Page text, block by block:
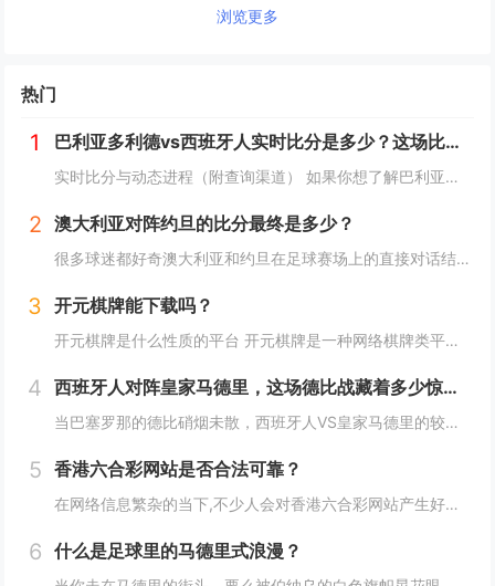
浏览更多
热门
1 巴利亚多利德vs西班牙人实时比分是多少？这场比赛有哪些关键看点？
实时比分与动态进程（附查询渠道） 如果你想了解巴利亚多利德vs西班牙人的实时比分，需要通过动态渠道查询——因为西甲联赛的比分随比赛进程实时变化（比如上半场巴利亚多利德1-0领先、西班牙人点球扳平，或下半场双方互有进球）。 你可以通过...
2 澳大利亚对阵约旦的比分最终是多少？
很多球迷都好奇澳大利亚和约旦在足球赛场上的直接对话结果如何，这场比赛的比分不仅关乎两队的积分排名，也能反映出双方的实力对比，下面我们就来详细回顾这场比赛的比分及背后的故事。 比分揭晓：澳大利亚3:1战胜约旦 在2024年3月的世预赛...
3 开元棋牌能下载吗？
开元棋牌是什么性质的平台 开元棋牌是一种网络棋牌类平台,这类平台打着休闲娱乐的旗号，以各类棋牌游戏为载体，需要明确的是，在我国，除特定合法场所和经严格审批的特定网络博彩项目外，网络棋牌赌博属于违法行为，很多类似的所谓开元棋牌平台，其本质并...
4 西班牙人对阵皇家马德里，这场德比战藏着多少惊喜与恩怨？
当巴塞罗那的德比硝烟未散，西班牙人VS皇家马德里的较量同样牵动着西甲球迷的心，这场对决不止是积分榜上的博弈，更是加泰罗尼亚“黑马”与马德里“银河战舰”的风格碰撞，背后藏着历史恩怨、战术博弈与球星闪光的多重看点。 历史交锋：皇马的统治与...
5 香港六合彩网站是否合法可靠？
在网络信息繁杂的当下,不少人会对香港六合彩网站产生好奇，究竟这些网站是否合法可靠呢？接下来我们就详细探讨这个问题。 香港六合彩的基本情况 香港六合彩是香港唯一的合法彩票,由香港赛马会负责营运，它有着特定的游戏规则和开奖流程，每周二、周四...
6 什么是足球里的马德里式浪漫？